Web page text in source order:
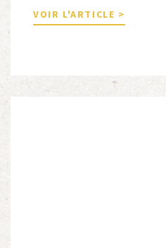
secondaire et docteure en
est spécialiste de l’histoire
VOIR L'ARTICLE >